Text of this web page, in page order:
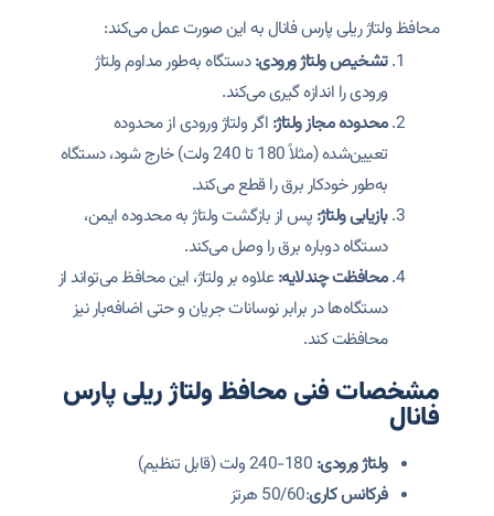
محافظ ولتاژ ریلی پارس فانال به این صورت عمل می‌کند:
تشخیص ولتاژ ورودی:دستگاه به‌طور مداوم ولتاژ
ورودی را اندازه گیری می‌کند.
محدوده مجاز ولتاژ: اگر ولتاژ ورودی از محدوده
تعیین‌شده (مثلاً 180 تا 240 ولت) خارج شود، دستگاه
به‌طور خودکار برق را قطع می‌کند.
بازیابی ولتاژ: پس از بازگشت ولتاژ به محدوده ایمن،
دستگاه دوباره برق را وصل می‌کند.
محافظت چندلایه:علاوه بر ولتاژ، این محافظ می‌تواند از
دستگاه‌ها در برابر نوسانات جریان و حتی اضافه‌بار نیز
محافظت کند.
مشخصات فنی محافظ ولتاژ ریلی پارس
فانال
ولتاژ ورودی:
فرکانس کاری:50/60 هرتز